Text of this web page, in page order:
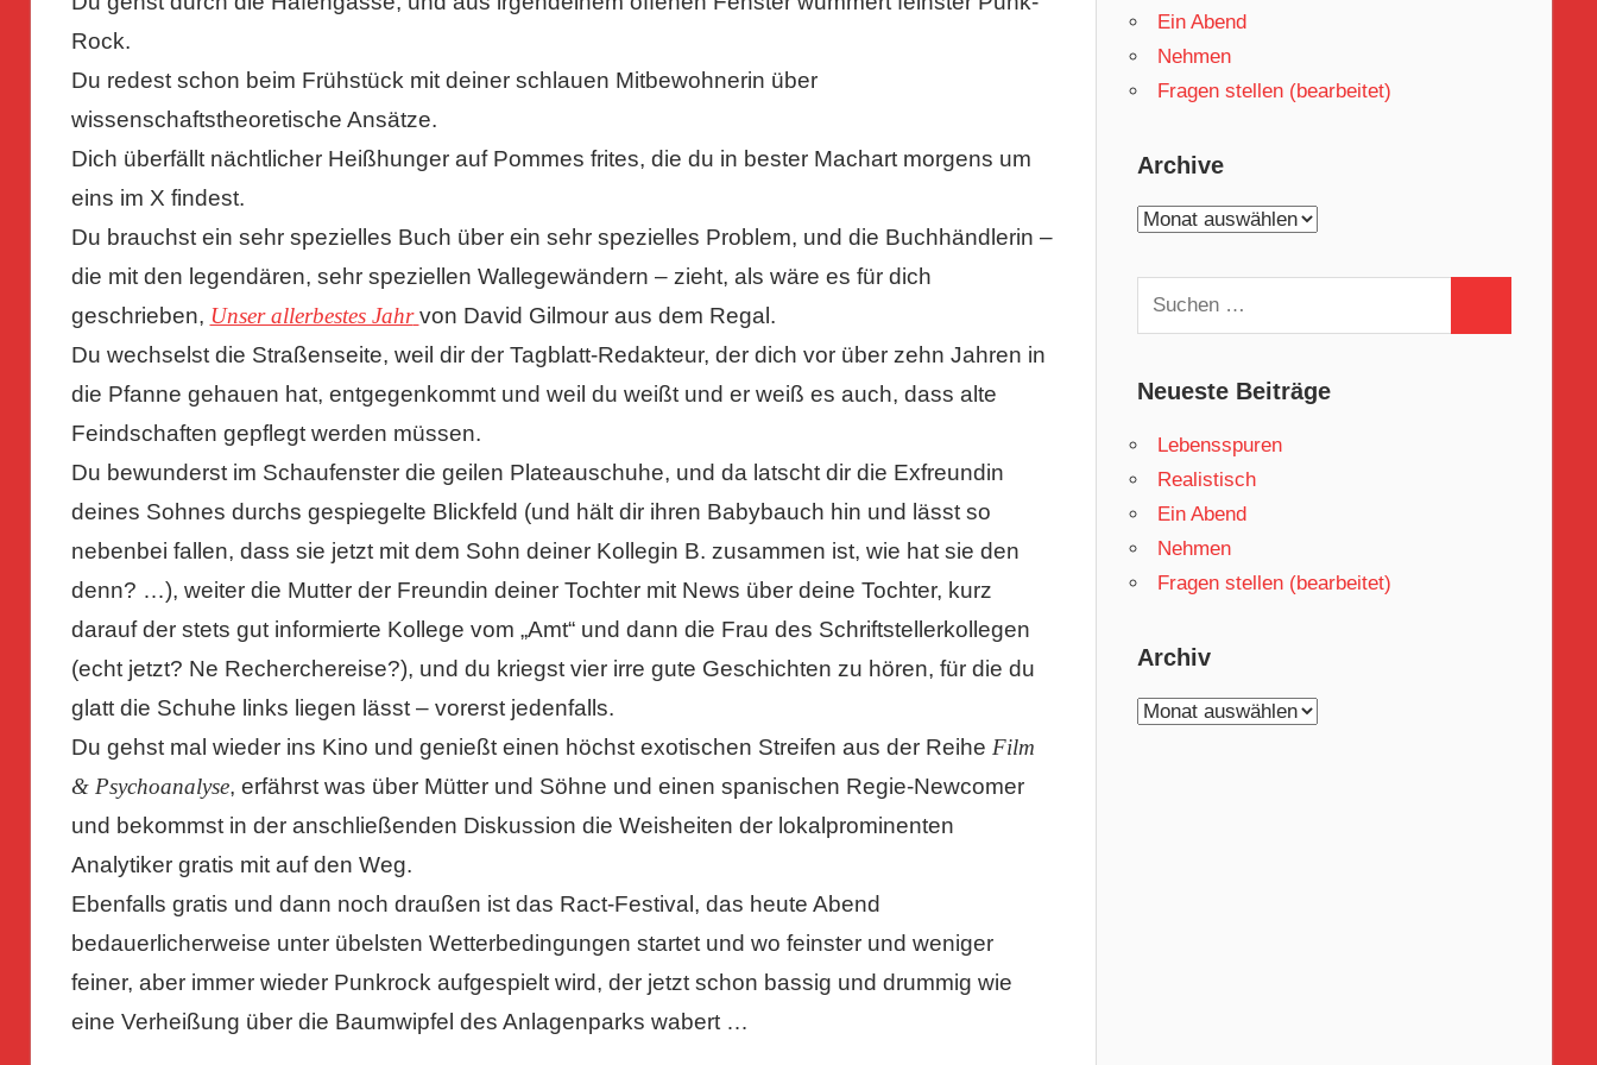
Rock.
Du redest schon beim Frühstück mit deiner schlauen Mitbewohnerin über
wissenschaftstheoretische Ansätze.
Dich überfällt nächtlicher Heißhunger auf Pommes frites, die du in bester Machart morgens um
eins im X findest.
Du brauchst ein sehr spezielles Buch über ein sehr spezielles Problem, und die Buchhändlerin –
die mit den legendären, sehr speziellen Wallegewändern – zieht, als wäre es für dich
geschrieben, Unser allerbestes Jahr von David Gilmour aus dem Regal.
Du wechselst die Straßenseite, weil dir der Tagblatt-Redakteur, der dich vor über zehn Jahren in
die Pfanne gehauen hat, entgegenkommt und weil du weißt und er weiß es auch, dass alte
Feindschaften gepflegt werden müssen.
Du bewunderst im Schaufenster die geilen Plateauschuhe, und da latscht dir die Exfreundin
deines Sohnes durchs gespiegelte Blickfeld (und hält dir ihren Babybauch hin und lässt so
nebenbei fallen, dass sie jetzt mit dem Sohn deiner Kollegin B. zusammen ist, wie hat sie den
denn? …), weiter die Mutter der Freundin deiner Tochter mit News über deine Tochter, kurz
darauf der stets gut informierte Kollege vom „Amt“ und dann die Frau des Schriftstellerkollegen
(echt jetzt? Ne Recherchereise?), und du kriegst vier irre gute Geschichten zu hören, für die du
glatt die Schuhe links liegen lässt – vorerst jedenfalls.
Du gehst mal wieder ins Kino und genießt einen höchst exotischen Streifen aus der Reihe Film
& Psychoanalyse, erfährst was über Mütter und Söhne und einen spanischen Regie-Newcomer
und bekommst in der anschließenden Diskussion die Weisheiten der lokalprominenten
Analytiker gratis mit auf den Weg.
Ebenfalls gratis und dann noch draußen ist das Ract-Festival, das heute Abend
bedauerlicherweise unter übelsten Wetterbedingungen startet und wo feinster und weniger
feiner, aber immer wieder Punkrock aufgespielt wird, der jetzt schon bassig und drummig wie
eine Verheißung über die Baumwipfel des Anlagenparks wabert …
Ein Abend
Nehmen
Fragen stellen (bearbeitet)
Archive
Archive
Suchen
nach:
Neueste Beiträge
Lebensspuren
Realistisch
Ein Abend
Nehmen
Fragen stellen (bearbeitet)
Archiv
Archiv